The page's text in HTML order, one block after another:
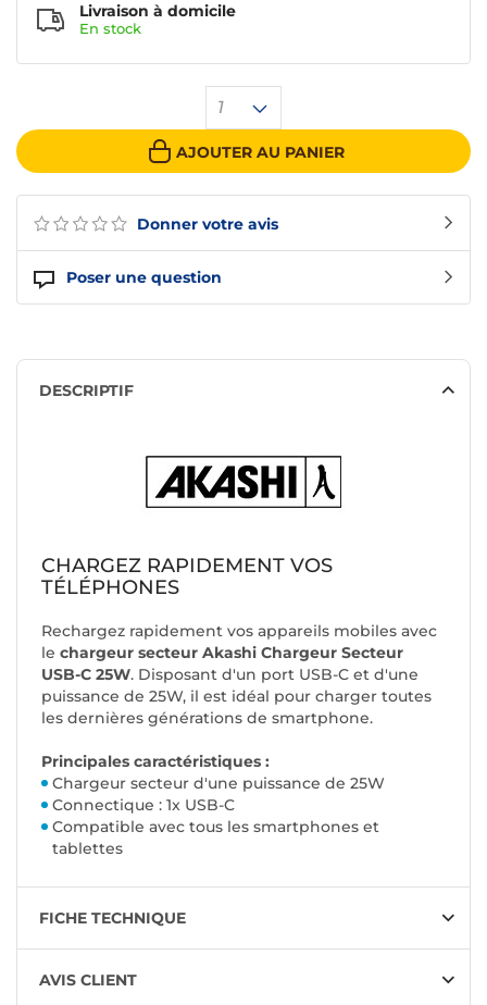
Donner votre avis
Poser une question
1
AJOUTER AU PANIER
Livraison à domicile
En stock
DESCRIPTIF
CHARGEZ RAPIDEMENT VOS
TÉLÉPHONES
Rechargez rapidement vos appareils mobiles avec
le chargeur secteur Akashi Chargeur Secteur
USB-C 25W. Disposant d'un port USB-C et d'une
puissance de 25W, il est idéal pour charger toutes
les dernières générations de smartphone.
Principales caractéristiques :
Chargeur secteur d'une puissance de 25W
Connectique : 1x USB-C
Compatible avec tous les smartphones et
tablettes
FICHE TECHNIQUE
AVIS CLIENT